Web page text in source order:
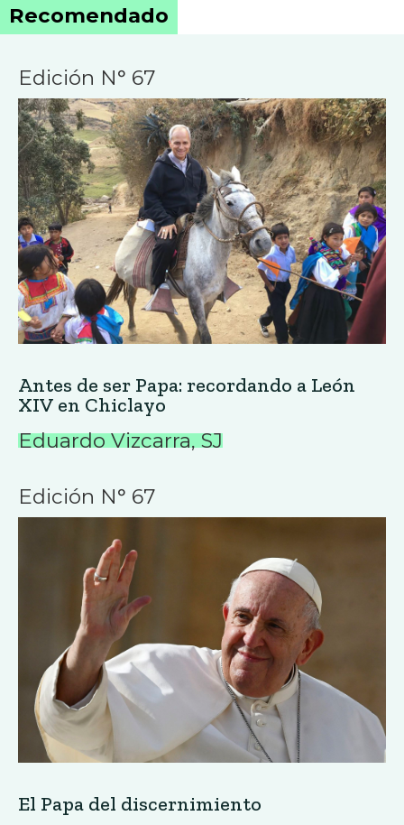
Recomendado
Edición N° 67
Antes de ser Papa: recordando a León
XIV en Chiclayo
Eduardo Vizcarra, SJ
Edición N° 67
El Papa del discernimiento